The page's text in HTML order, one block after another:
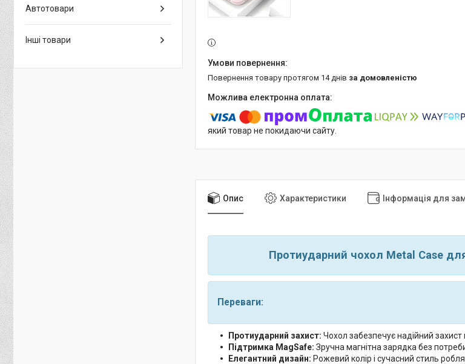
повернення товару протягом 14 днів за домовленістю
який товар не покидаючи сайту.
Опис Характеристики Інформація для
Протиударний чохол Metal Case
Переваги:
Протиударний захист: Чохол забезпечує надійний
Підтримка MagSafe: Зручна магнітна зарядка без
Елегантний дизайн: Рожевий колір і сучасний стиль
Автотовари
Інші товари